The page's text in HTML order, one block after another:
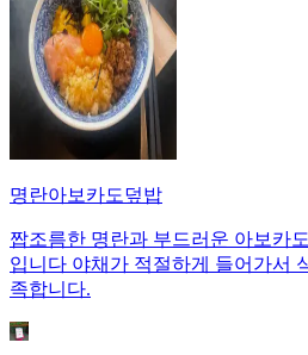
명란아보카도덮밥
짭조름한 명란과 부드러운 아보카
입니다 야채가 적절하게 들어가서
족합니다.